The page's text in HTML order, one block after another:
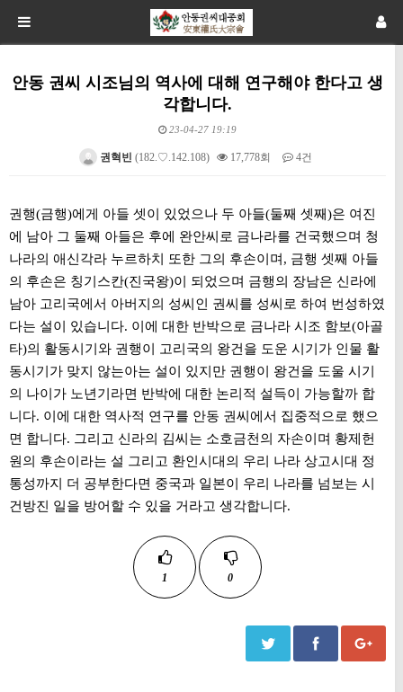
안동 권씨 시조님의 역사에 대해 연구해야 한다고 생
각합니다.
23-04-27 19:19
권혁빈 (182.♡.142.108) 17,778회 4건
권행(금행)에게 아들 셋이 있었으나 두 아들(둘째 셋째)은 여진
에 남아 그 둘째 아들은 후에 완안씨로 금나라를 건국했으며 청
나라의 애신각라 누르하치 또한 그의 후손이며, 금행 셋째 아들
의 후손은 칭기스칸(진국왕)이 되었으며 금행의 장남은 신라에
남아 고리국에서 아버지의 성씨인 권씨를 성씨로 하여 번성하였
다는 설이 있습니다. 이에 대한 반박으로 금나라 시조 함보(아골
타)의 활동시기와 권행이 고리국의 왕건을 도운 시기가 인물 활
동시기가 맞지 않는아는 설이 있지만 권행이 왕건을 도울 시기
의 나이가 노년기라면 반박에 대한 논리적 설득이 가능할까 합
니다. 이에 대한 역사적 연구를 안동 권씨에서 집중적으로 했으
면 합니다. 그리고 신라의 김씨는 소호금천의 자손이며 황제헌
원의 후손이라는 설 그리고 환인시대의 우리 나라 상고시대 정
통성까지 더 공부한다면 중국과 일본이 우리 나라를 넘보는 시
건방진 일을 방어할 수 있을 거라고 생각합니다.
1 0